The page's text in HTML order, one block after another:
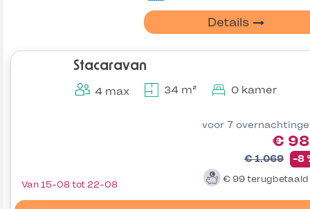
Details
Stacaravan
4 max 34 m² 0 kamer
voor 7
€
€ 1.069 -8
€ 99 terugbetaald
Van 15-08 tot 22-08